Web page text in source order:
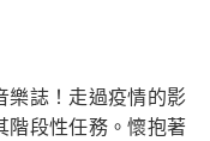
樂誌！走過疫情的影
階段性任務。懷抱著